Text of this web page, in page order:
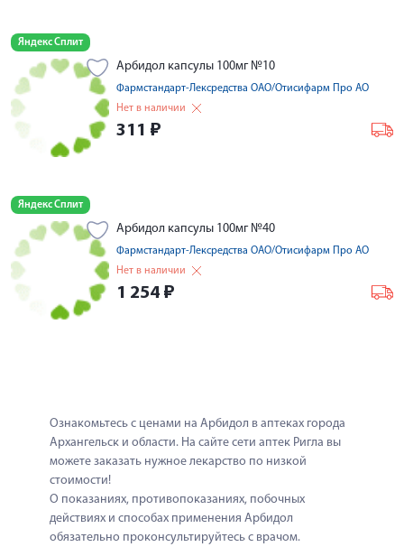
Яндекс Сплит
Арбидол капсулы 100мг №10
Фармстандарт-Лексредства ОАО/Отисифарм Про АО
Нет в наличии
311 ₽
Яндекс Сплит
Арбидол капсулы 100мг №40
Фармстандарт-Лексредства ОАО/Отисифарм Про АО
Нет в наличии
1 254 ₽
Ознакомьтесь с ценами на Арбидол в аптеках города
Архангельск и области. На сайте сети аптек Ригла вы
можете заказать нужное лекарство по низкой
стоимости!
О показаниях, противопоказаниях, побочных
действиях и способах применения Арбидол
обязательно проконсультируйтесь с врачом.